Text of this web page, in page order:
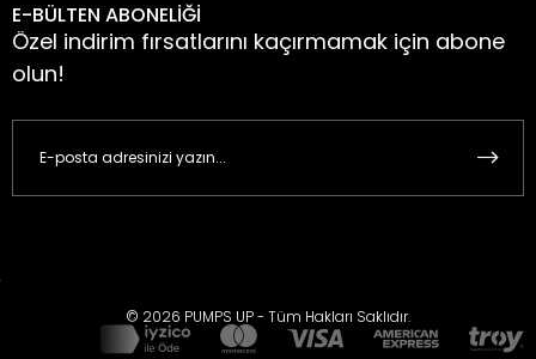
E-BÜLTEN ABONELİĞİ
Özel indirim fırsatlarını kaçırmamak için abone
olun!
© 2026 PUMPS UP - Tüm Hakları Saklıdır.